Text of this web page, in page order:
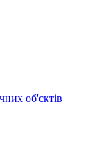
об'єктів